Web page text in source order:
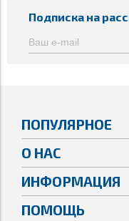
Подписка на
ПОПУЛЯРНОЕ
О НАС
ИНФОРМАЦИЯ
ПОМОЩЬ